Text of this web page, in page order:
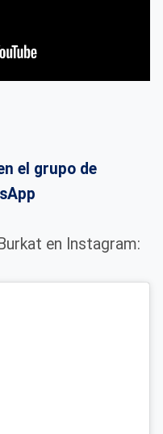
el grupo de
en Instagram: